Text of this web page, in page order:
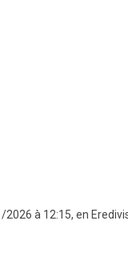
à 12:15, en